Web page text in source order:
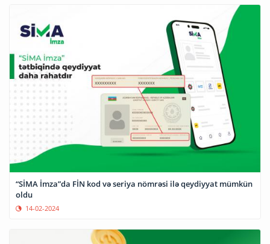
“SİMA İmza”da FİN kod və seriya nömrəsi ilə qeydiyyat mümkün
oldu
14-02-2024